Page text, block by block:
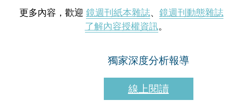
更多內容，歡迎 鏡週刊紙本雜誌、 鏡週刊動態雜誌
了解內容授權資訊。
獨家深度分析報導
線上閱讀